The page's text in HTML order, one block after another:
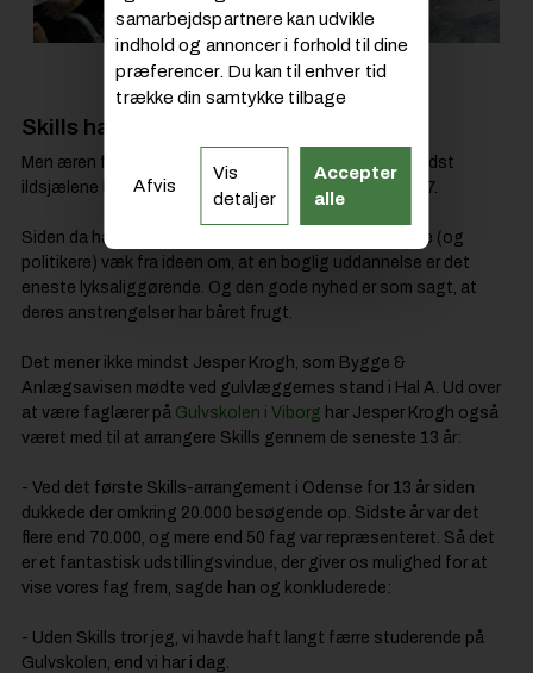
Murer
Skills har båret frugt
Men æren for den gryende forandring tilfalder ikke mindst
ildsjælene bag SkillsDenmark, der blev grundlagt i 1997.
Siden da har de knoklet utrætteligt for at få flere unge (og
politikere) væk fra ideen om, at en boglig uddannelse er det
eneste lyksaliggørende. Og den gode nyhed er som sagt, at
deres anstrengelser har båret frugt.
Det mener ikke mindst Jesper Krogh, som Bygge &
Anlægsavisen mødte ved gulvlæggernes stand i Hal A. Ud over
at være faglærer på Gulvskolen i Viborg har Jesper Krogh også
været med til at arrangere Skills gennem de seneste 13 år:
- Ved det første Skills-arrangement i Odense for 13 år siden
dukkede der omkring 20.000 besøgende op. Sidste år var det
flere end 70.000, og mere end 50 fag var repræsenteret. Så det
er et fantastisk udstillingsvindue, der giver os mulighed for at
vise vores fag frem, sagde han og konkluderede:
- Uden Skills tror jeg, vi havde haft langt færre studerende på
Gulvskolen, end vi har i dag.
samarbejdspartnere kan udvikle
indhold og annoncer i forhold til dine
præferencer. Du kan til enhver tid
trække din samtykke tilbage
Afvis
Vis
detaljer
Accepter
alle